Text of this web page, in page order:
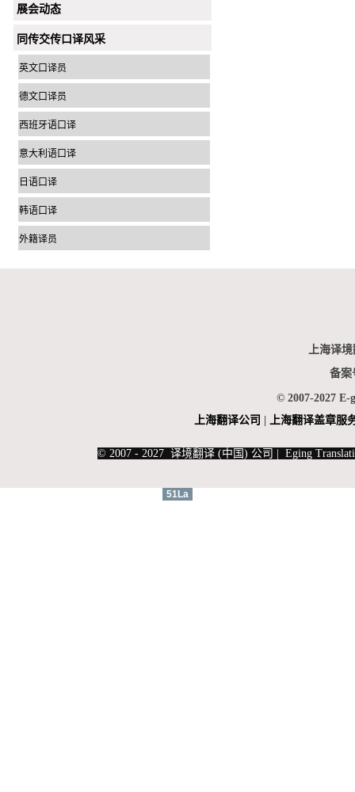
展会动态
同传交传口译风采
英文口译员
德文口译员
西班牙语口译
意大利语口译
日语口译
韩语口译
外籍译员
上海译
备案
© 2007-2027 E-
上海翻译公司 上海翻译盖章服
© 2007 - 2027 译境翻译 (中国) 公司 | Eging
51La